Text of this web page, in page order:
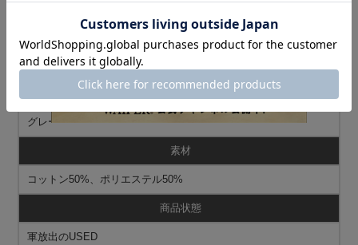
モデル
モデルは174センチ70キロでLARGEサイズの商品着用です。
グレー
素材
コットン50%、ポリエステル50%
商品状態
軍放出のUSED